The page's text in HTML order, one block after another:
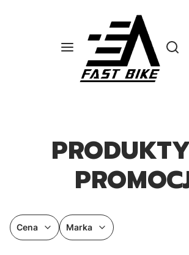
Menu
Cena Marka